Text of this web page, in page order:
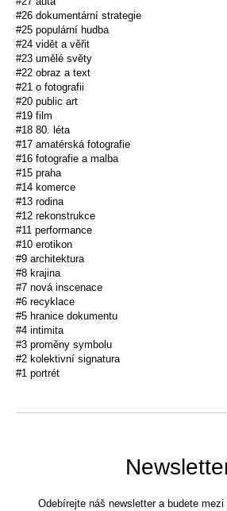
#26 dokumentární strategie
#25 populární hudba
#24 vidět a věřit
#23 umělé světy
#22 obraz a text
#21 o fotografii
#20 public art
#19 film
#18 80. léta
#17 amatérská fotografie
#16 fotografie a malba
#15 praha
#14 komerce
#13 rodina
#12 rekonstrukce
#11 performance
#10 erotikon
#9 architektura
#8 krajina
#7 nová inscenace
#6 recyklace
#5 hranice dokumentu
#4 intimita
#3 proměny symbolu
#2 kolektivní signatura
#1 portrét
Odebírejte náš newsletter a budete